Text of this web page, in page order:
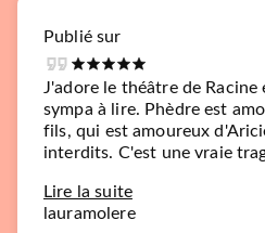
Publié sur
J'adore le théâtre de
sympa à lire. Phèdre est
fils, qui est amoureux
interdits. C'est une vraie
Lire la suite
lauramolere